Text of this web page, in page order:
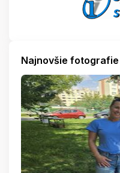
Najnovšie fotografie